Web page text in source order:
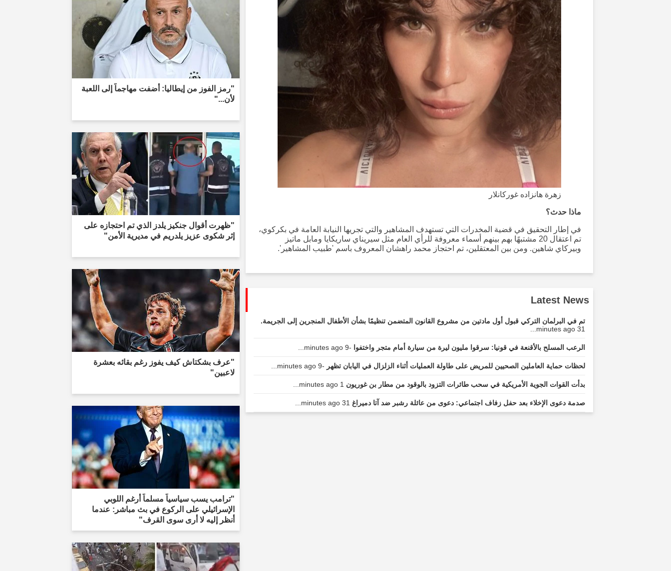
زهرة هانزاده غوركانلار
ماذا حدث؟
في إطار التحقيق في قضية المخدرات التي تستهدف المشاهير والتي تجريها النيابة العامة في بكركوي،
تم اعتقال 20 مشتبهًا بهم بينهم أسماء معروفة للرأي العام مثل سيريناي ساريكايا ومابل ماتيز
وبيركاي شاهين. ومن بين المعتقلين، تم احتجاز محمد راهشان المعروف باسم 'طبيب المشاهير'.
Latest News
تم في البرلمان التركي قبول أول مادتين من مشروع القانون المتضمن تنظيمًا بشأن الأطفال المنجرين إلى الجريمة.
31 minutes ago...
الرعب المسلح بالأقنعة في قونيا: سرقوا مليون ليرة من سيارة أمام متجر واختفوا -9 minutes ago...
لحظات حماية العاملين الصحيين للمريض على طاولة العمليات أثناء الزلزال في اليابان تظهر -9 minutes ago...
بدأت القوات الجوية الأمريكية في سحب طائرات التزود بالوقود من مطار بن غوريون 1 minutes ago...
صدمة دعوى الإخلاء بعد حفل زفاف اجتماعي: دعوى من عائلة رشبر ضد آتا دميراغ 31 minutes ago...
"رمز الفوز من إيطاليا: أضفت مهاجماً إلى اللعبة
لأن..."
"ظهرت أقوال جنكيز يلدز الذي تم احتجازه على
إثر شكوى عزيز يلدريم في مديرية الأمن"
"عرف بشكتاش كيف يفوز رغم بقائه بعشرة
لاعبين"
"ترامب يسب سياسياً مسلماً أرغم اللوبي
الإسرائيلي على الركوع في بث مباشر: عندما
أنظر إليه لا أرى سوى القرف"